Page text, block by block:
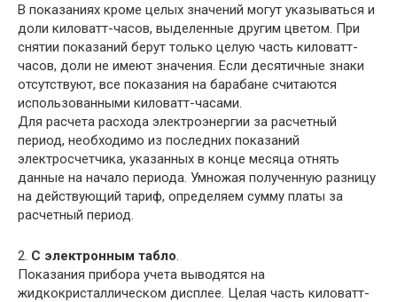
В показаниях кроме целых значений могут указываться и
доли киловатт-часов, выделенные другим цветом. При
снятии показаний берут только целую часть киловатт-
часов, доли не имеют значения. Если десятичные знаки
отсутствуют, все показания на барабане считаются
использованными киловатт-часами.
Для расчета расхода электроэнергии за расчетный
период, необходимо из последних показаний
электросчетчика, указанных в конце месяца отнять
данные на начало периода. Умножая полученную разницу
на действующий тариф, определяем сумму платы за
расчетный период.
2. С электронным табло.
Показания прибора учета выводятся на
жидкокристаллическом дисплее. Целая часть киловатт-